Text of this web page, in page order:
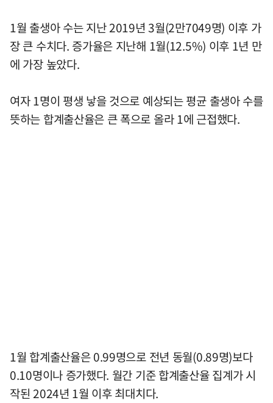
1월 출생아 수는 지난 2019년 3월(2만7049명) 이후 가
장 큰 수치다. 증가율은 지난해 1월(12.5%) 이후 1년 만
에 가장 높았다.
여자 1명이 평생 낳을 것으로 예상되는 평균 출생아 수를
뜻하는 합계출산율은 큰 폭으로 올라 1에 근접했다.
1월 합계출산율은 0.99명으로 전년 동월(0.89명)보다
0.10명이나 증가했다. 월간 기준 합계출산율 집계가 시
작된 2024년 1월 이후 최대치다.